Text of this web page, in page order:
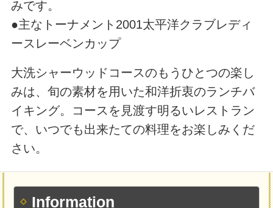
みです。
●主なトーナメント2001太平洋クラブレディ
ースレーベンカップ
大洗シャーウッドコースのもうひとつの楽し
みは、旬の素材を用いた和洋折衷のランチバ
イキング。コースを見渡す明るいレストラン
で、いつでも出来たての料理をお楽しみくだ
さい。
Information